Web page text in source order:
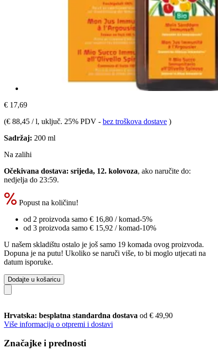
€ 17,69
(€ 88,45 / l, uključ. 25% PDV - bez troškova dostave )
Sadržaj: 200 ml
Na zalihi
Očekivana dostava: srijeda, 12. kolovoza, ako naručite do:
nedjelja do 23:59.
Popust na količinu!
od 2 proizvoda samo € 16,80 / komad-5%
od 3 proizvoda samo € 15,92 / komad-10%
U našem skladištu ostalo je još samo 19 komada ovog proizvoda.
Dopuna je na putu! Ukoliko se naruči više, to bi moglo utjecati na
datum isporuke.
Dodajte u košaricu
Hrvatska: besplatna standardna dostava od € 49,90
Više informacija o otpremi i dostavi
Značajke i prednosti